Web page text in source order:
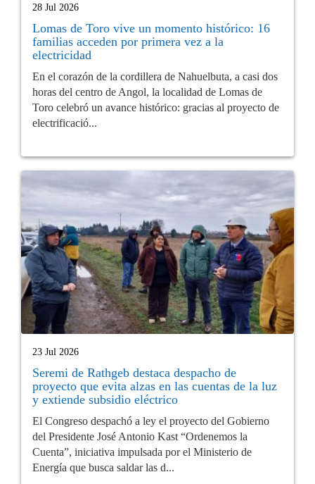
28 Jul 2026
Lomas de Toro vive un momento histórico: 16
familias acceden por primera vez a la
electricidad
En el corazón de la cordillera de Nahuelbuta, a casi dos
horas del centro de Angol, la localidad de Lomas de
Toro celebró un avance histórico: gracias al proyecto de
electrificació...
23 Jul 2026
Seremi de Rathgeb destaca despacho de
proyecto que evita alzas en las cuentas de la luz
y extiende subsidio eléctrico
El Congreso despachó a ley el proyecto del Gobierno
del Presidente José Antonio Kast “Ordenemos la
Cuenta”, iniciativa impulsada por el Ministerio de
Energía que busca saldar las d...